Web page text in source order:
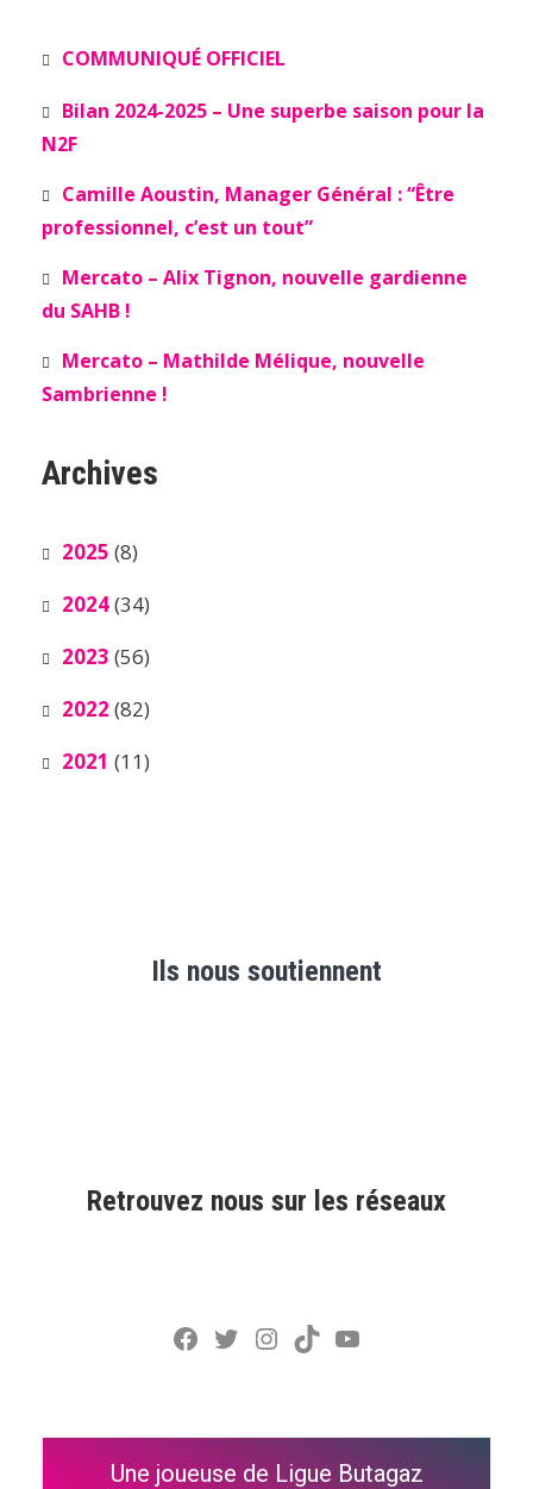
COMMUNIQUÉ OFFICIEL
Bilan 2024-2025 – Une superbe saison pour la
N2F
Camille Aoustin, Manager Général : “Être
professionnel, c’est un tout”
Mercato – Alix Tignon, nouvelle gardienne
du SAHB !
Mercato – Mathilde Mélique, nouvelle
Sambrienne !
Archives
2025 (8)
2024(34)
2023 (56)
2022 (82)
2021 (11)
Ils nous soutiennent
Retrouvez nous sur les réseaux
Facebook
Twitter
Instagram
TikTokYouTube
Une joueuse de Ligue Butagaz